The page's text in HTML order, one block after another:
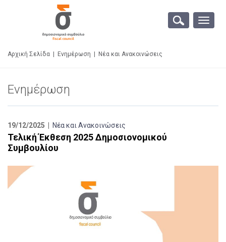
Toggle
Αρχική Σελίδα Ενημέρωση Νέα και Ανακοινώσεις
Ενημέρωση
19/12/2025 | Νέα και Ανακοινώσεις
Τελική Έκθεση 2025 Δημοσιονομικού
Συμβουλίου